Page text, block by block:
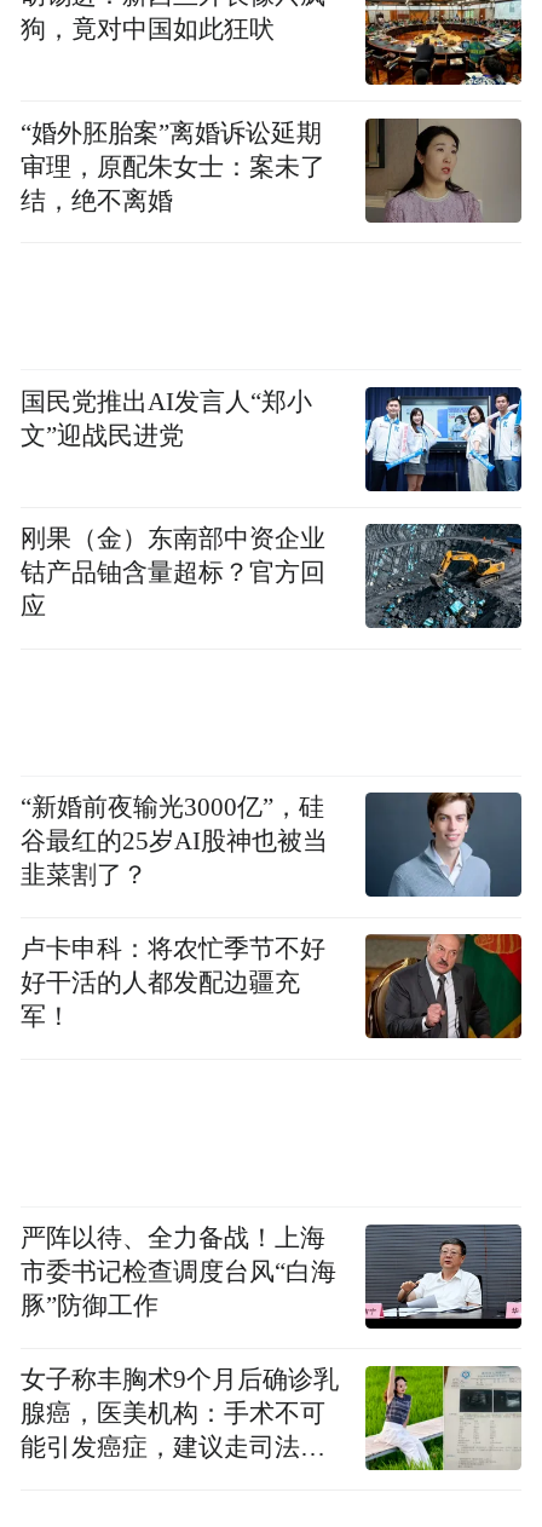
狗，竟对中国如此狂吠
“婚外胚胎案”离婚诉讼延期
审理，原配朱女士：案未了
结，绝不离婚
国民党推出AI发言人“郑小
文”迎战民进党
刚果（金）东南部中资企业
钴产品铀含量超标？官方回
应
“新婚前夜输光3000亿”，硅
谷最红的25岁AI股神也被当
韭菜割了？
卢卡申科：将农忙季节不好
好干活的人都发配边疆充
军！
严阵以待、全力备战！上海
市委书记检查调度台风“白海
豚”防御工作
女子称丰胸术9个月后确诊乳
腺癌，医美机构：手术不可
能引发癌症，建议走司法途